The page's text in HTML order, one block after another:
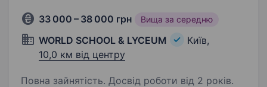
33 000 – 38 000 грн Вища за середню
WORLD SCHOOL & LYCEUM
Київ,
10,0 км від центру
Повна зайнятість. Досвід роботи від 2 років.